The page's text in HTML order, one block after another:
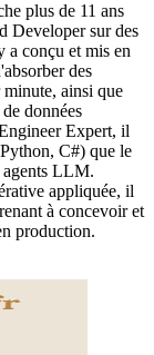
plus de 11 ans
Developer sur des
a conçu et mis en
des
minute, ainsi que
données
Expert, il
C#) que le
agents LLM.
appliquée, il
à concevoir et
production.